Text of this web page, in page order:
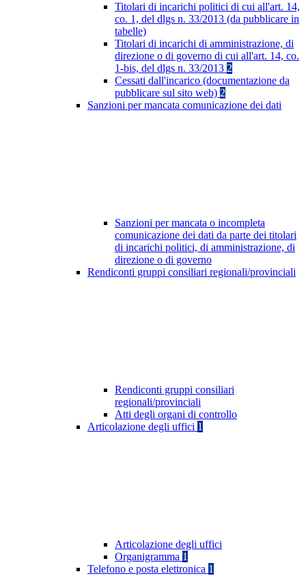
Titolari di incarichi politici di cui all'art. 14,
co. 1, del dlgs n. 33/2013 (da pubblicare in
tabelle)
Titolari di incarichi di amministrazione, di
direzione o di governo di cui all'art. 14, co.
1-bis, del dlgs n. 33/2013 2
Cessati dall'incarico (documentazione da
pubblicare sul sito web) 2
Sanzioni per mancata comunicazione dei dati
Sanzioni per mancata o incompleta
comunicazione dei dati da parte dei titolari
di incarichi politici, di amministrazione, di
direzione o di governo
Rendiconti gruppi consiliari regionali/provinciali
Rendiconti gruppi consiliari
regionali/provinciali
Atti degli organi di controllo
Articolazione degli uffici 1
Articolazione degli uffici
Organigramma 1
Telefono e posta elettronica 1